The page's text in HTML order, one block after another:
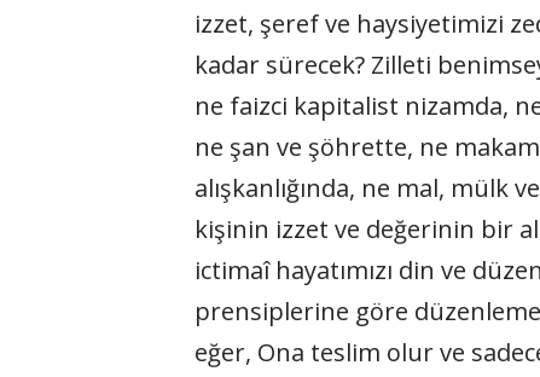
izzet, şeref ve haysiyetimizi
kadar sürecek? Zilleti
ne faizci kapitalist nizamda,
ne şan ve şöhrette, ne
alışkanlığında, ne mal,
kişinin izzet ve değerinin bir
ictimaî hayatımızı din ve
prensiplerine göre
eğer, Ona teslim olur ve